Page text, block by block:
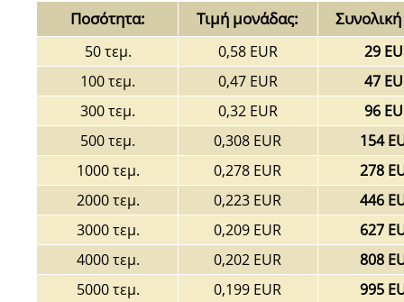
Ποσότητα: Τιμή μονάδας:
50 τεμ. 0,58 EUR
29
100 τεμ.
0,47 EUR
47
300 τεμ.
0,32 EUR
96
500 τεμ.
0,308 EUR
154
1000 τεμ.
0,278 EUR
278
2000 τεμ.
0,223 EUR
446
3000 τεμ.
0,209 EUR
627
4000 τεμ.
0,202 EUR
808
5000 τεμ.
0,199 EUR 995